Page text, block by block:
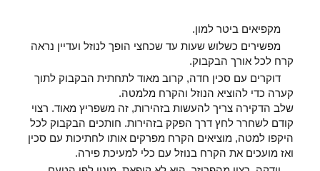
מקפיאים ביטר למון.
מפשירים כשלוש שעות עד שכחצי הופך לנוזל ועדיין נראה
קרח לכל אורך הבקבוק.
דוקרים עם סכין חדה, קרוב מאוד לתחתית הבקבוק לתוך
קערה כדי להוציא הנוזל והקרח מלמטה.
שלב הדקירה צריך להעשות בזהירות, זה משפריץ מאוד. רצוי
קודם לשחרר לחץ דרך הפקק בזהירות. חותכים הבקבוק לכל
היקפו למטה, מוציאים הקרח מפרקים אותו לחתיכות עם סכין
ואז מועכים את הקרח בנוזל עם כלי למעיכת פירה.